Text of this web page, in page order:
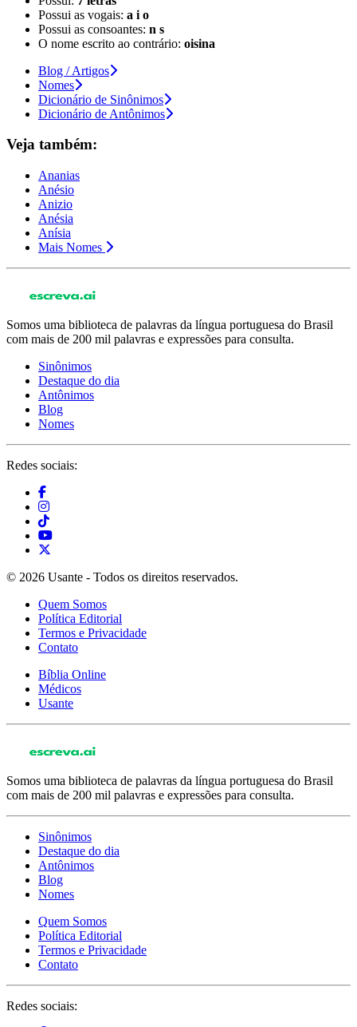
Possui as vogais: a i o
Possui as consoantes: n s
O nome escrito ao contrário: oisina
Blog / Artigos
Nomes
Dicionário de Sinônimos
Dicionário de Antônimos
Veja também:
Ananias
Anésio
Anizio
Anésia
Anísia
Mais Nomes
Somos uma biblioteca de palavras da língua portuguesa do Brasil
com mais de 200 mil palavras e expressões para consulta.
Sinônimos
Destaque do dia
Antônimos
Blog
Nomes
Redes sociais:
© 2026 Usante - Todos os direitos reservados.
Quem Somos
Política Editorial
Termos e Privacidade
Contato
Bíblia Online
Médicos
Usante
Somos uma biblioteca de palavras da língua portuguesa do Brasil
com mais de 200 mil palavras e expressões para consulta.
Sinônimos
Destaque do dia
Antônimos
Blog
Nomes
Quem Somos
Política Editorial
Termos e Privacidade
Contato
Redes sociais: